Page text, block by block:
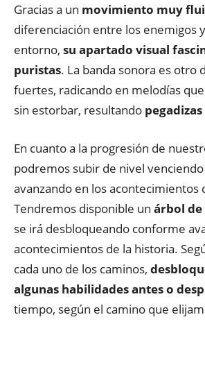
Gracias a un movimiento muy
diferenciación entre los enemigos
entorno, su apartado visual
puristas. La banda sonora es otro
fuertes, radicando en melodías
sin estorbar, resultando
En cuanto a la progresión de
podremos subir de nivel
avanzando en los acontecimientos
Tendremos disponible un árbol
se irá desbloqueando conforme
acontecimientos de la historia.
cada uno de los caminos,
algunas habilidades antes o
tiempo, según el camino que